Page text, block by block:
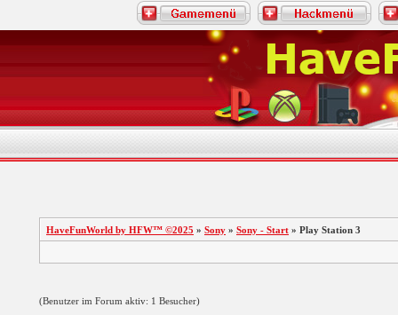
HaveFunWorld by HFW™ ©2025 » Sony » Sony - Start » Play Station 3
(Benutzer im Forum aktiv: 1 Besucher)